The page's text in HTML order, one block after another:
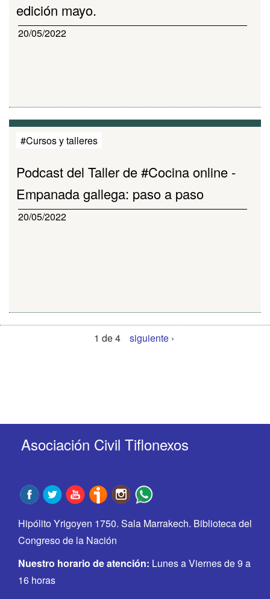
edición mayo.
20/05/2022
#Cursos y talleres
Podcast del Taller de #Cocina online -
Empanada gallega: paso a paso
20/05/2022
1 de 4 siguiente ›
Asociación Civil Tiflonexos
Hipólito Yrigoyen 1750. Sala Marrakech. Biblioteca del
Congreso de la Nación
Nuestro horario de atención: Lunes a Viernes de 9 a
16 horas